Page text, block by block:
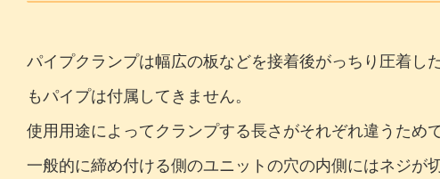
パイプクランプは幅広の板などを接着後がっちり圧着し
もパイプは付属してきません。
使用用途によってクランプする長さがそれぞれ違うため
一般的に締め付ける側のユニットの穴の内側にはネジ